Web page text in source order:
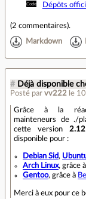
Dépôts
(2 commentaires).
Markdown
# Déjà disponible
Posté par vv222 le
Grâce à la
mainteneurs de ./
cette version
2.12
disponible pour :
Debian Sid,
Arch Linux, grâce à
Gentoo, grâce à
Merci à eux pour ce